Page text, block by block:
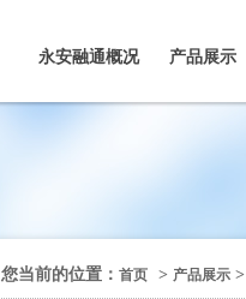
永安融通概况 产品展示
您当前的位置： 首页 > 产品展示 >